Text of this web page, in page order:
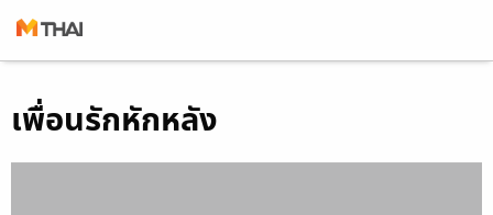
toเพื่อนรักหักหลัง